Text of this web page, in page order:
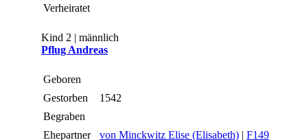
Verheiratet
Kind 2 | männlich
Pflug Andreas
Geboren
Gestorben
1542
Begraben
Ehepartner
von Minckwitz Elise (Elisabeth) | F149